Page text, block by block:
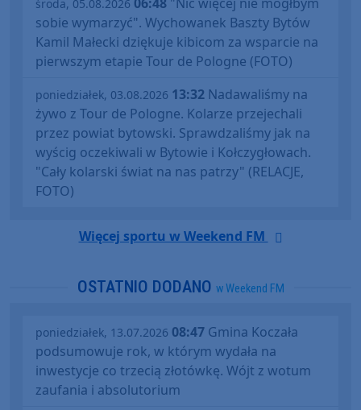
środa, 05.08.2026 06:48 "Nic więcej nie mógłbym
sobie wymarzyć". Wychowanek Baszty Bytów
Kamil Małecki dziękuje kibicom za wsparcie na
pierwszym etapie Tour de Pologne (FOTO)
poniedziałek, 03.08.2026 13:32 Nadawaliśmy na
żywo z Tour de Pologne. Kolarze przejechali
przez powiat bytowski. Sprawdzaliśmy jak na
wyścig oczekiwali w Bytowie i Kołczygłowach.
"Cały kolarski świat na nas patrzy" (RELACJE,
FOTO)
Więcej sportu w Weekend FM
OSTATNIO DODANO w Weekend FM
poniedziałek, 13.07.2026 08:47 Gmina Koczała
podsumowuje rok, w którym wydała na
inwestycje co trzecią złotówkę. Wójt z wotum
zaufania i absolutorium